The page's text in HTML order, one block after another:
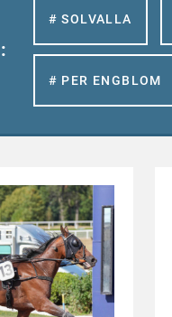
# SOLVALLA
# PER ENGBLOM